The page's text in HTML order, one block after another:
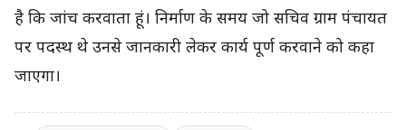
है कि जांच करवाता हूं। निर्माण के समय जो सचिव ग्राम पंचायत
पर पदस्थ थे उनसे जानकारी लेकर कार्य पूर्ण करवाने को कहा
जाएगा।